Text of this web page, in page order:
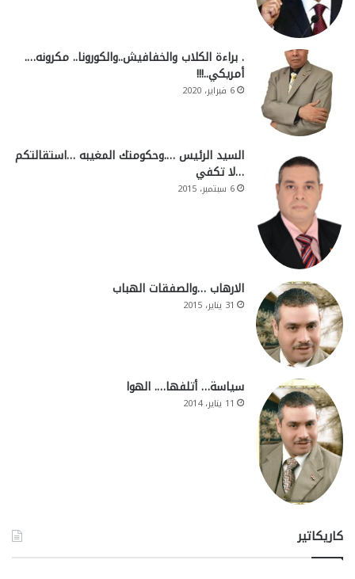
. براءة الكلاب والخفافيش..والكورونا.. مكرونه….
أمريكي..!!!
6 فبراير، 2020
السيد الرئيس ….وحكومتك المغيبه …استقالتكم
…لا تكفي
6 سبتمبر، 2015
الارهاب …والصفقات الهباب
31 يناير، 2015
سياسة… أتلفها…. الهوا
11 يناير، 2014
كاريكاتير